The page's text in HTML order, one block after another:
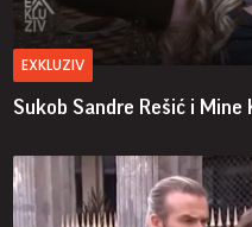
EXKLUZIV
Sukob Sandre Rešić i Mine